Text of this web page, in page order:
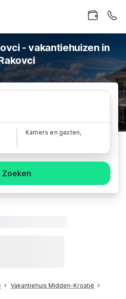
- vakantiehuizen in
Kamers en gasten,
Zoeken
Vakantiehuis Midden-Kroatië